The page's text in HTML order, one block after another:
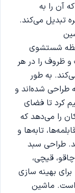
آن را به
ایده‌آل برای خانواده‌های 4 تا 6 نفره تبدیل می‌کند.
شستشوی
ظروف را در هر
به طور
طراحی شده‌اند و
کرد تا فضای
را می‌دهد که
تابه‌ها و
طراحی سبد
قیچی،
بهینه سازی
است. ماشین